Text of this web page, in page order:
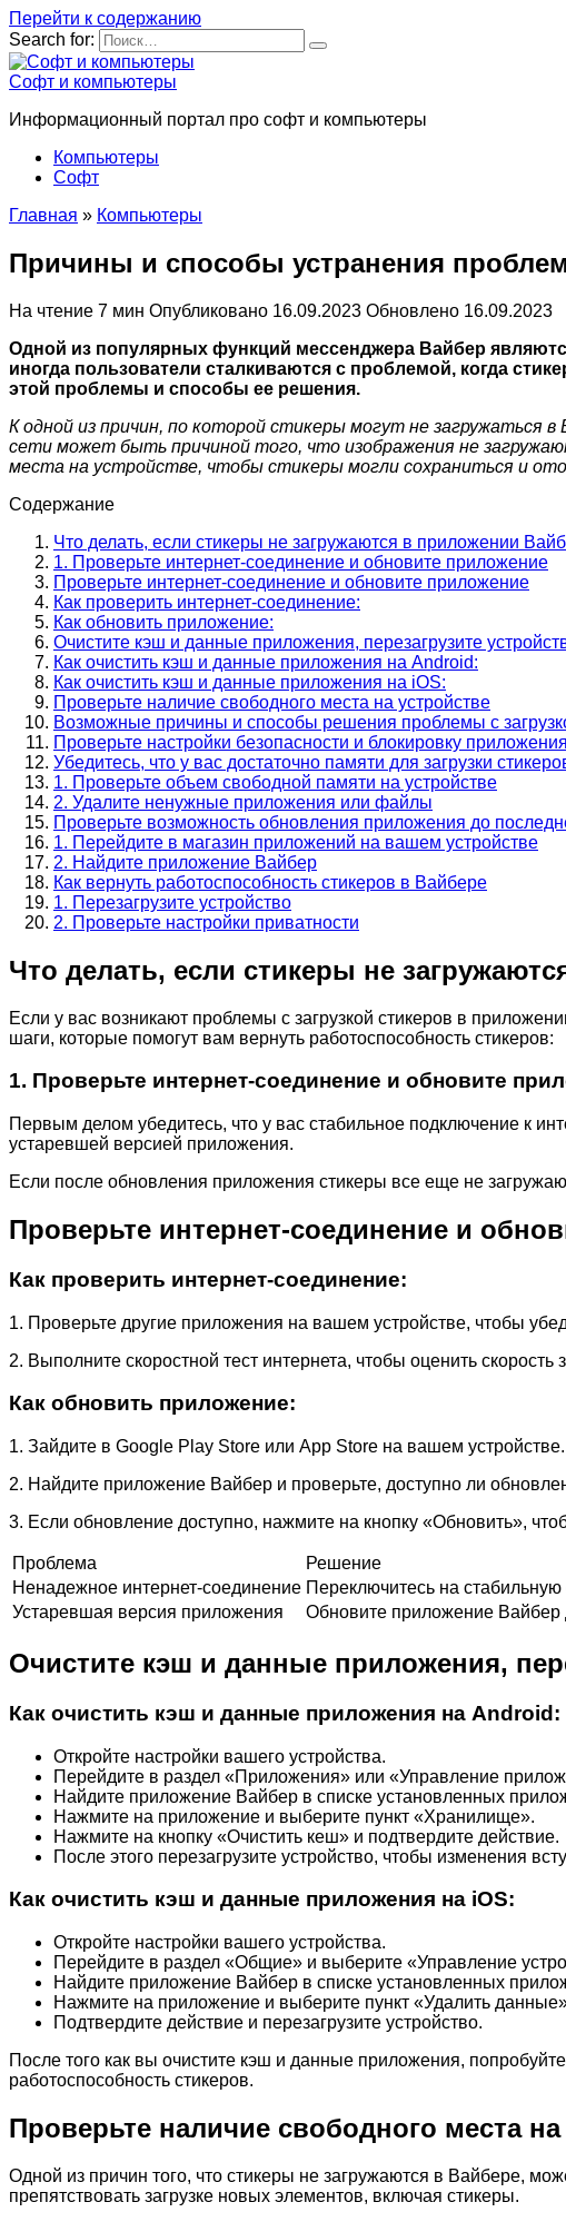
Перейти к содержанию
Search for:
Софт и компьютеры
Информационный портал про софт и компьютеры
Компьютеры
Софт
Главная » Компьютеры
Причины и способы устранения
На чтение 7 мин Опубликовано 16.09.2023 Обновлено 16.09.2023
Одной из популярных функций мессенджера Вайбер
иногда пользователи сталкиваются с проблемой, когда
этой проблемы и способы ее решения.
К одной из причин, по которой стикеры могут не загружаться
сети может быть причиной того, что изображения не
места на устройстве, чтобы стикеры могли сохраниться и
Содержание
Что делать, если стикеры не загружаются в приложении
1. Проверьте интернет-соединение и обновите приложение
Проверьте интернет-соединение и обновите приложение
Как проверить интернет-соединение:
Как обновить приложение:
Очистите кэш и данные приложения, перезагрузите
Как очистить кэш и данные приложения на Android:
Как очистить кэш и данные приложения на iOS:
Проверьте наличие свободного места на устройстве
Возможные причины и способы решения проблемы с
Проверьте настройки безопасности и блокировку приложения
Убедитесь, что у вас достаточно памяти для загрузки
1. Проверьте объем свободной памяти на устройстве
2. Удалите ненужные приложения или файлы
Проверьте возможность обновления приложения до
1. Перейдите в магазин приложений на вашем устройстве
2. Найдите приложение Вайбер
Как вернуть работоспособность стикеров в Вайбере
1. Перезагрузите устройство
2. Проверьте настройки приватности
Что делать, если стикеры не
Если у вас возникают проблемы с загрузкой стикеров в
шаги, которые помогут вам вернуть работоспособность стикеров:
1. Проверьте интернет-соединение и обновите
Первым делом убедитесь, что у вас стабильное подключение к
устаревшей версией приложения.
Если после обновления приложения стикеры все еще не
Проверьте интернет-соединение и
Как проверить интернет-соединение:
1. Проверьте другие приложения на вашем устройстве, чтобы
2. Выполните скоростной тест интернета, чтобы оценить скорость
Как обновить приложение:
1. Зайдите в Google Play Store или App Store на вашем устройстве.
2. Найдите приложение Вайбер и проверьте, доступно ли
3. Если обновление доступно, нажмите на кнопку «Обновить»,
Проблема
Решение
Ненадежное интернет-соединение Переключитесь на
Устаревшая версия приложения
Обновите приложение Вайбер
Очистите кэш и данные приложения,
Как очистить кэш и данные приложения на Android:
Откройте настройки вашего устройства.
Перейдите в раздел «Приложения» или «Управление
Найдите приложение Вайбер в списке установленных
Нажмите на приложение и выберите пункт «Хранилище».
Нажмите на кнопку «Очистить кеш» и подтвердите действие.
После этого перезагрузите устройство, чтобы изменения
Как очистить кэш и данные приложения на iOS:
Откройте настройки вашего устройства.
Перейдите в раздел «Общие» и выберите «Управление
Найдите приложение Вайбер в списке установленных
Нажмите на приложение и выберите пункт «Удалить
Подтвердите действие и перезагрузите устройство.
После того как вы очистите кэш и данные приложения,
работоспособность стикеров.
Проверьте наличие свободного места на
Одной из причин того, что стикеры не загружаются в Вайбере,
препятствовать загрузке новых элементов, включая стикеры.